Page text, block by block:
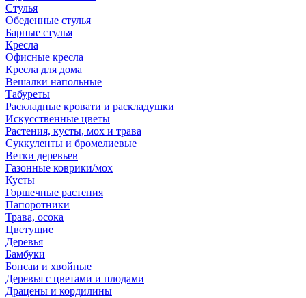
Стулья
Обеденные стулья
Барные стулья
Кресла
Офисные кресла
Кресла для дома
Вешалки напольные
Табуреты
Раскладные кровати и раскладушки
Искусственные цветы
Растения, кусты, мох и трава
Суккуленты и бромелиевые
Ветки деревьев
Газонные коврики/мох
Кусты
Горшечные растения
Папоротники
Трава, осока
Цветущие
Деревья
Бамбуки
Бонсаи и хвойные
Деревья с цветами и плодами
Драцены и кордилины